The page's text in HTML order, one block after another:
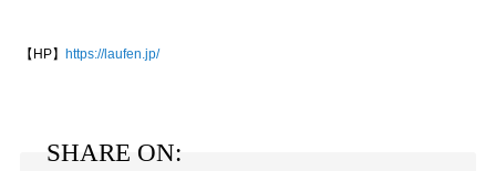
【HP】 https://laufen.jp/
SHARE ON: